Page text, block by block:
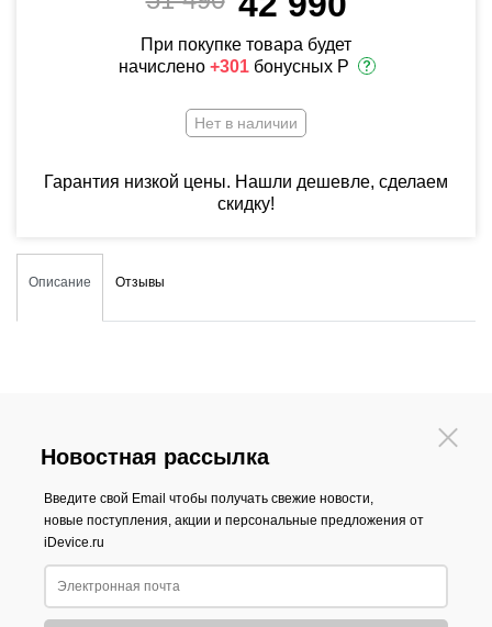
При покупке товара будет
начислено +301 бонусных Р
Нет в наличии
Гарантия низкой цены. Нашли дешевле, сделаем
скидку!
Описание Отзывы
Новостная рассылка
Введите свой Email чтобы получать свежие новости,
новые поступления, акции и персональные предложения от
iDevice.ru